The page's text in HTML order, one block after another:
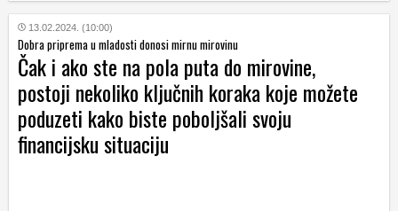
13.02.2024. (10:00)
Dobra priprema u mladosti donosi mirnu mirovinu
Čak i ako ste na pola puta do mirovine,
postoji nekoliko ključnih koraka koje možete
poduzeti kako biste poboljšali svoju
financijsku situaciju